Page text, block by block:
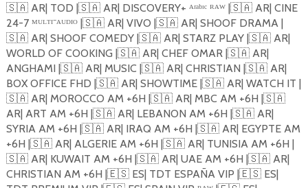
🇸🇦AR| TOD |🇸🇦AR| DISCOVERY+ ᴬʳᵃᵇᶦᶜ ᴿᴬᵂ |🇸🇦AR| CINE
24-7 ᴹᵁᴸᵀᴵ⁻ᴬᵁᴰᴵᴼ |🇸🇦AR| VIVO |🇸🇦AR| SHOOF DRAMA |
🇸🇦AR| SHOOF COMEDY |🇸🇦AR| STARZ PLAY |🇸🇦AR|
WORLD OF COOKING |🇸🇦AR| CHEF OMAR |🇸🇦AR|
ANGHAMI |🇸🇦AR| MUSIC |🇸🇦AR| CHRISTIAN |🇸🇦AR|
BOX OFFICE FHD |🇸🇦AR| SHOWTIME |🇸🇦AR| WATCH IT |
🇸🇦AR| MOROCCO AM +6H |🇸🇦AR| MBC AM +6H |🇸🇦
AR| ART AM +6H |🇸🇦AR| LEBANON AM +6H |🇸🇦AR|
SYRIA AM +6H |🇸🇦AR| IRAQ AM +6H |🇸🇦AR| EGYPTE AM
+6H |🇸🇦AR| ALGERIE AM +6H |🇸🇦AR| TUNISIA AM +6H |
🇸🇦AR| KUWAIT AM +6H |🇸🇦AR| UAE AM +6H |🇸🇦AR|
CHRISTIAN AM +6H |🇪🇸ES| TDT ESPAÑA VIP |🇪🇸ES|